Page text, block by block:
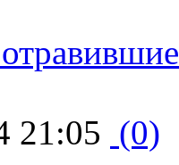
21:05 (0)